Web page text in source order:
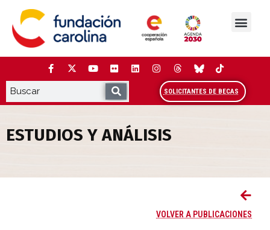
contenido
SOLICITANTES DE BECAS
ESTUDIOS Y ANÁLISIS
VOLVER A PUBLICACIONES